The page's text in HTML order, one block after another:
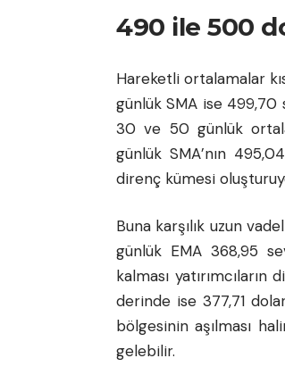
490 ile 500
Hareketli ortalamalar
günlük SMA ise 499,70
30 ve 50 günlük
günlük SMA’nın
direnç kümesi
Buna karşılık uzun
günlük EMA 368,95
kalması
derinde ise 377,71
bölgesinin aşılması
gelebilir.